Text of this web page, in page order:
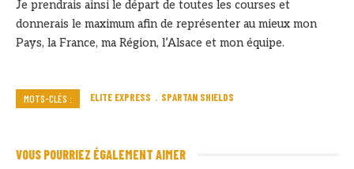
Je prendrais ainsi le départ de toutes les courses et
donnerais le maximum afin de représenter au mieux mon
Pays, la France, ma Région, l’Alsace et mon équipe.
MOTS-CLÉS : ELITE EXPRESS SPARTAN SHIELDS
VOUS POURRIEZ ÉGALEMENT AIMER